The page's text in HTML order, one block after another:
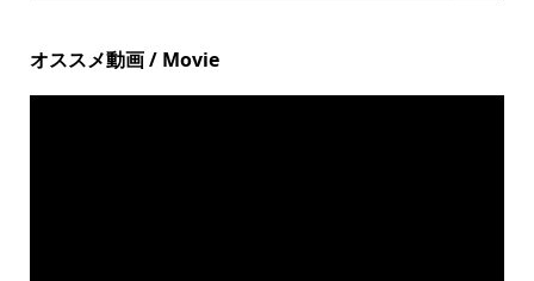
オススメ動画 / Movie